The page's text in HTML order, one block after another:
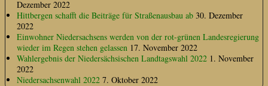
Dezember 2022
Hittbergen schafft die Beiträge für Straßenausbau ab 30. Dezember
2022
Einwohner Niedersachsens werden von der rot-grünen Landesregierung
wieder im Regen stehen gelassen 17. November 2022
Wahlergebnis der Niedersächsischen Landtagswahl 2022 1. November
2022
Niedersachsenwahl 2022 7. Oktober 2022